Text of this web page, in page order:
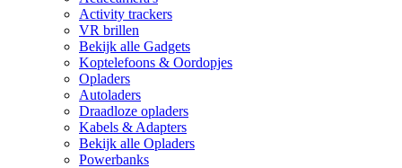
Activity trackers
VR brillen
Bekijk alle Gadgets
Koptelefoons & Oordopjes
Opladers
Autoladers
Draadloze opladers
Kabels & Adapters
Bekijk alle Opladers
Powerbanks